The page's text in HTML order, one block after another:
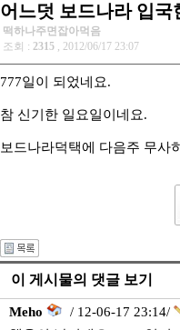
어느덧 보드나라 입국
떡하나주면잡아먹음
조회 : 2315 , 2012/06/17 23:07
777일이 되었네요.
참 신기한 일요일이네요.
보드나라덕택에 다음주 무사
이 게시물의 댓글 보기
Meho
/ 12-06-17 23:14/